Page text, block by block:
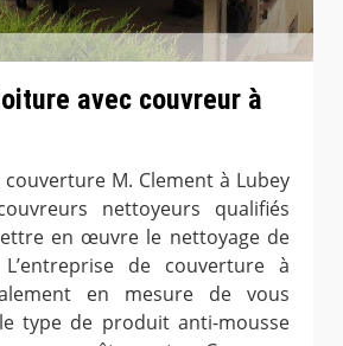
avec couvreur à
couverture M. Clement à Lubey
nettoyeurs qualifiés
en œuvre le nettoyage de
de couverture à
en mesure de vous
type de produit anti-mousse